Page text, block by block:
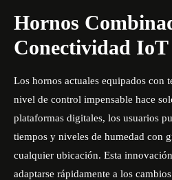
Hornos
Conectividad IoT
Los hornos actuales equipados con
nivel de control impensable hace
plataformas digitales, los usuarios
tiempos y niveles de humedad con
cualquier ubicación. Esta
adaptarse rápidamente a los